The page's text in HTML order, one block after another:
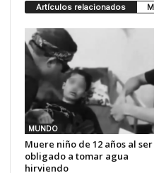
Artículos relacionados
MUNDO
Muere niño de 12 años al ser
obligado a tomar agua
hirviendo